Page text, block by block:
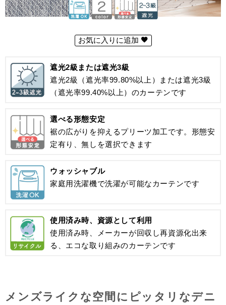
お気に入りに追加
遮光2級または遮光3級
遮光2級（遮光率99.80%以上）または遮光3級
（遮光率99.40%以上）のカーテンです
選べる形態安定
裾の広がりを抑えるプリーツ加工です。形態安
定有り、無しを選択できます
ウォッシャブル
家庭用洗濯機で洗濯が可能なカーテンです
使用済み時、資源として利用
使用済み時、メーカーが回収し再資源化出来
る、エコな取り組みのカーテンです
メンズライクな空間にピッタリなデニ